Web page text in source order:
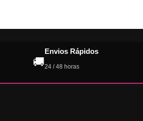
🚚
Envios Rápidos
24 / 48 horas